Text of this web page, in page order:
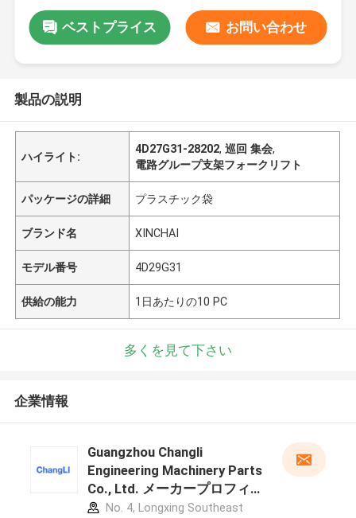
ベストプライス お問い合わせ
製品の説明
ハイライト:
4D27G31-28202,巡回 集会,
電路グループ支架フォークリフト
パッケージの詳細 プラスチック袋
ブランド名 XINCHAI
モデル番号 4D29G31
供給の能力 1日あたりの10 PC
多くを見て下さい
企業情報
Guangzhou Changli
Engineering Machinery Parts
Co., Ltd. メーカープロフィ
ールNo. 4, Longxing Southeast